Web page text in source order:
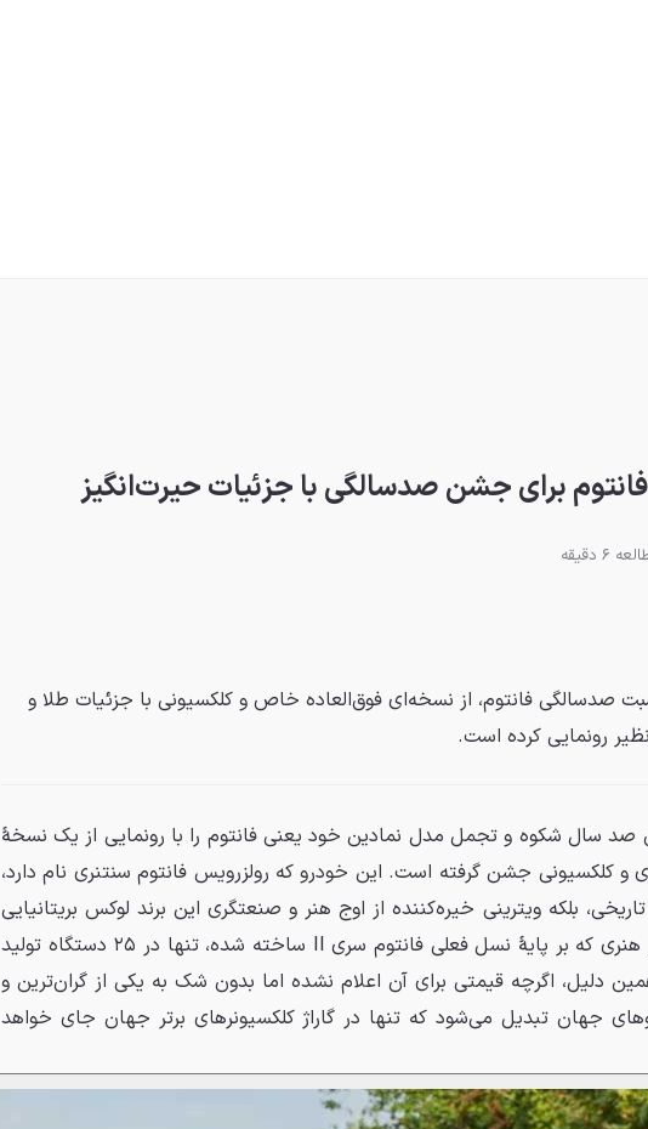
برای جشن صدسالگی با جزئیات حیرت‌انگیز
6 دقیقه
صدسالگی فانتوم، از نسخه‌ای فوق‌العاده خاص و کلکسیونی با جزئیات طلا و
رونمایی کرده است.
صد سال شکوه و تجمل مدل نمادین خود یعنی فانتوم را با رونمایی از یک نسخهٔ
و کلکسیونی جشن گرفته است. این خودرو که رولزرویس فانتوم سنتنری نام دارد،
بلکه ویترینی خیره‌کننده از اوج هنر و صنعتگری این برند لوکس بریتانیایی
است. این شاهکار هنری که بر پایهٔ نسل فعلی فانتوم سری II ساخته شده، تنها در ۲۵ دستگاه تولید
دلیل، اگرچه قیمتی برای آن اعلام نشده اما بدون شک به یکی از گران‌ترین و
جهان تبدیل می‌شود که تنها در گاراژ کلکسیونرهای برتر جهان جای خواهد